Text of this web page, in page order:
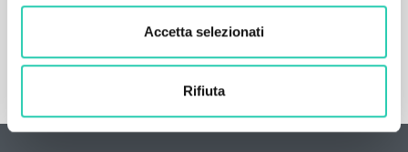
Accetta selezionati
Rifiuta